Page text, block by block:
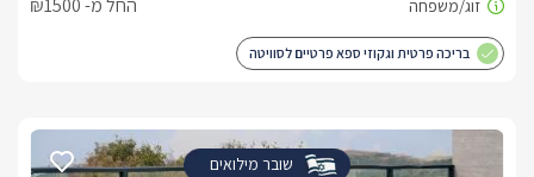
החל מ- ₪1500
בריכה פרטית וגקוזי ספא פרטיים לסוויטה
שובר מילואים